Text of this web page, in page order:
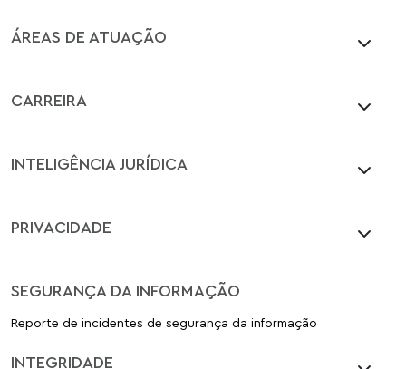
ÁREAS DE ATUAÇÃO
CARREIRA
INTELIGÊNCIA JURÍDICA
PRIVACIDADE
SEGURANÇA DA INFORMAÇÃO
Reporte de incidentes de segurança da informação
INTEGRIDADE